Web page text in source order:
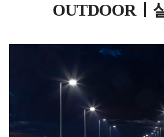
OUTDOORㅣ